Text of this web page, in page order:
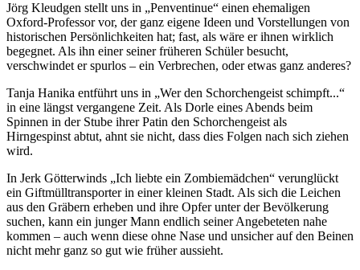
Jörg Kleudgen stellt uns in „Penventinue“ einen ehemaligen
Oxford-Professor vor, der ganz eigene Ideen und Vorstellungen von
historischen Persönlichkeiten hat; fast, als wäre er ihnen wirklich
begegnet. Als ihn einer seiner früheren Schüler besucht,
verschwindet er spurlos – ein Verbrechen, oder etwas ganz anderes?
Tanja Hanika entführt uns in „Wer den Schorchengeist schimpft...“
in eine längst vergangene Zeit. Als Dorle eines Abends beim
Spinnen in der Stube ihrer Patin den Schorchengeist als
Hirngespinst abtut, ahnt sie nicht, dass dies Folgen nach sich ziehen
wird.
In Jerk Götterwinds „Ich liebte ein Zombiemädchen“ verunglückt
ein Giftmülltransporter in einer kleinen Stadt. Als sich die Leichen
aus den Gräbern erheben und ihre Opfer unter der Bevölkerung
suchen, kann ein junger Mann endlich seiner Angebeteten nahe
kommen – auch wenn diese ohne Nase und unsicher auf den Beinen
nicht mehr ganz so gut wie früher aussieht.